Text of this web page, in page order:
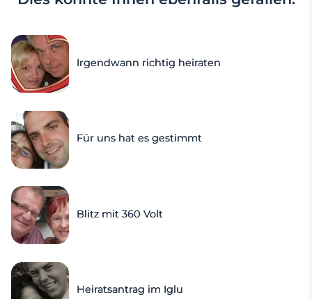
Irgendwann richtig heiraten
Für uns hat es gestimmt
Blitz mit 360 Volt
Heiratsantrag im Iglu